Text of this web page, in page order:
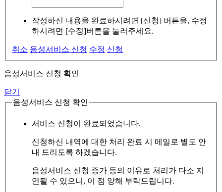
작성하신 내용을 완료하시려면 [신청] 버튼을, 수정
하시려면 [수정]버튼을 눌러주세요.
취소 음성서비스 신청 수정 신청
음성서비스 신청 확인
닫기
음성서비스 신청 확인
서비스 신청이 완료되었습니다.
신청하신 내역에 대한 처리 완료 시 메일로 별도 안
내 드리도록 하겠습니다.
음성서비스 신청 증가 등의 이유로 처리가 다소 지
연될 수 있으니, 이 점 양해 부탁드립니다.